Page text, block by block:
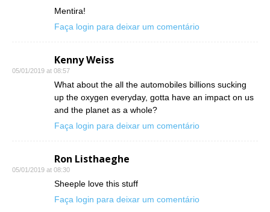
Mentira!
Faça login para deixar um comentário
Kenny Weiss
05/01/2019 at 08:57
What about the all the automobiles billions sucking
up the oxygen everyday, gotta have an impact on us
and the planet as a whole?
Faça login para deixar um comentário
Ron Listhaeghe
05/01/2019 at 08:30
Sheeple love this stuff
Faça login para deixar um comentário